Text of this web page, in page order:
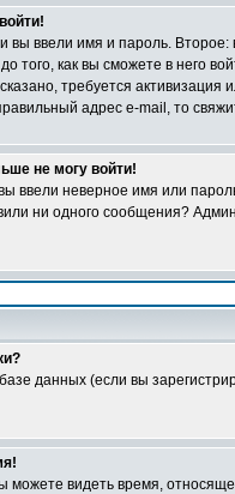
вы ввели имя и пароль.
того, как вы сможете в него
требуется
адрес e-mail, то
не могу войти!
ввели неверное имя или
ни одного сообщения?
данных (если вы
видеть время,